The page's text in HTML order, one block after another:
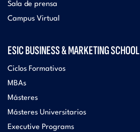
Sala de prensa
Campus Virtual
ESIC BUSINESS & MARKETING SCHOOL
Ciclos Formativos
MBAs
Másteres
Másteres Universitarios
Executive Programs